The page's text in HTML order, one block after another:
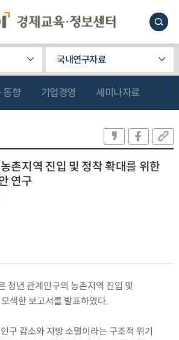
국내연구자료
동향 기업경영 세미나자료
촌지역 진입 및 정착 확대를 위한
연구
청년 관계인구의 농촌지역 진입 및
색한 보고서를 발표하였다.
구 감소와 지방 소멸이라는 구조적 위기